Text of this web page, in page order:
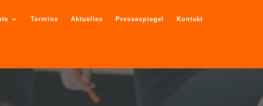
Termine Aktuelles Pressespiegel Kontakt